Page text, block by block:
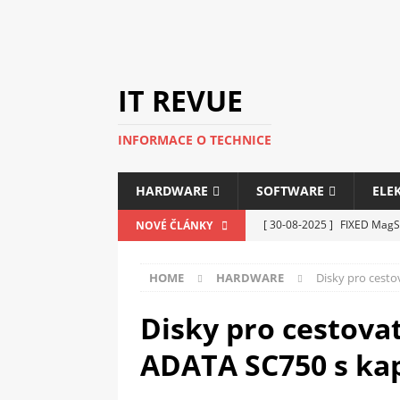
IT REVUE
INFORMACE O TECHNICE
HARDWARE SOFTWARE
NOVÉ ČLÁNKY [ 30-08-2025 ] FIXED
[ 14-05-2025 ] Genius na
C5100 a 6100
PERIFERIE
HOME HARDWARE Disky pro
Disky pro
ADATA SC750 s